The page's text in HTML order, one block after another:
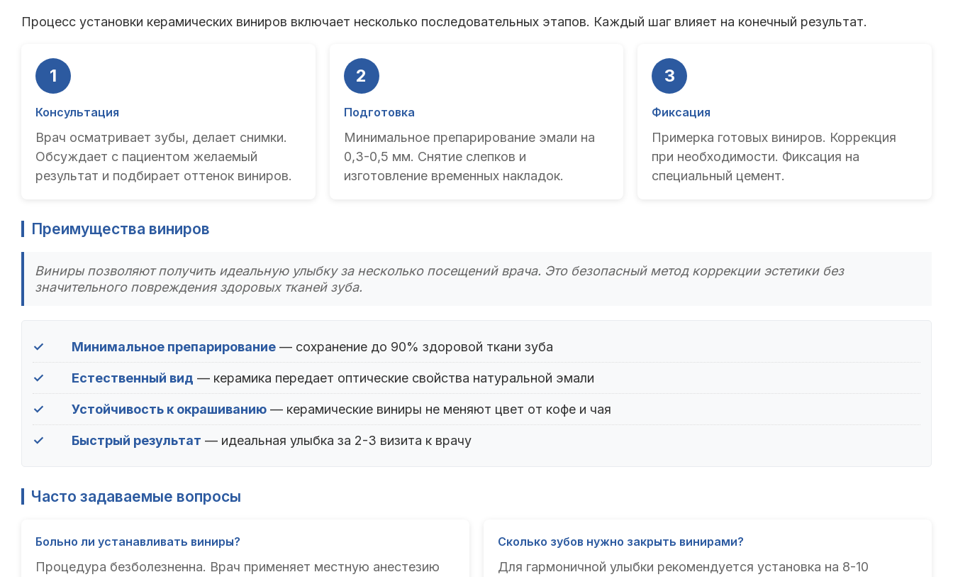
Процесс установки керамических виниров включает несколько последовательных этапов. Каждый шаг влияет на конечный результат.
1
Консультация
Врач осматривает зубы, делает снимки.
Обсуждает с пациентом желаемый
результат и подбирает оттенок виниров.
2
Подготовка
Минимальное препарирование эмали на
0,3-0,5 мм. Снятие слепков и
изготовление временных накладок.
3
Фиксация
Примерка готовых виниров. Коррекция
при необходимости. Фиксация на
специальный цемент.
Преимущества виниров
Виниры позволяют получить идеальную улыбку за несколько посещений врача. Это безопасный метод коррекции эстетики без
значительного повреждения здоровых тканей зуба.
✓ Минимальное препарирование — сохранение до 90% здоровой ткани зуба
✓ Естественный вид — керамика передает оптические свойства натуральной эмали
✓ Устойчивость к окрашиванию — керамические виниры не меняют цвет от кофе и чая
✓ Быстрый результат — идеальная улыбка за 2-3 визита к врачу
Часто задаваемые вопросы
Больно ли устанавливать виниры?
Процедура безболезненна. Врач применяет местную анестезию
Сколько зубов нужно закрыть винирами?
Для гармоничной улыбки рекомендуется установка на 8-10